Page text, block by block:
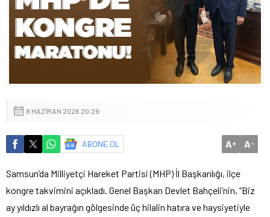
8 HAZIRAN 2026 20:29
ABONE OL A+ A-
Samsun’da Milliyetçi Hareket Partisi (MHP) İl Başkanlığı, ilçe
kongre takvimini açıkladı. Genel Başkan Devlet Bahçeli’nin, “Biz
ay yıldızlı al bayrağın gölgesinde üç hilalin hatıra ve haysiyetiyle